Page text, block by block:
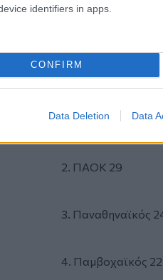
identifiers in apps.
CONFIRM
Data Deletion Data
Η βαθμολογία (σε
1. Ολυμπιακός 36
2. ΠΑΟΚ 29
3. Παναθηναϊκός
4. Παμβοχαϊκός 22